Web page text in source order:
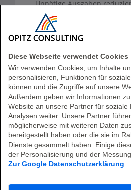
Diese Webseite verwendet Cookies
Wir verwenden Cookies, um Inhalte
personalisieren, Funktionen für
können und die Zugriffe auf unsere
Außerdem geben wir Informationen
Website an unsere Partner für soziale
Analysen weiter. Unsere Partner
möglicherweise mit weiteren Daten
bereitgestellt haben oder die sie im
Dienste gesammelt haben. Einige
der Personalisierung und der
Zur Google Datenschutzerklärung
Unnötige Ausgaben
Budgets entlasten
Lizenzkosten
Beratung, Produkte und